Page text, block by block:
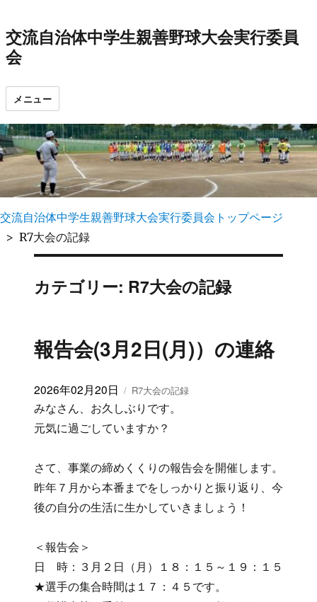
交流自治体中学生親善野球大会実行委員
会
メニュー
交流自治体中学生親善野球大会実行委員会トップページ
R7大会の記録
カテゴリー: R7大会の記録
報告会(3月2日(月)）の連絡
投
稿
日:
2026年02月20日
カ
テ
ゴ
リ
R7大会の記録
みなさん、お久しぶりです。
元気に過ごしていますか？
さて、事業の締めくくりの報告会を開催します。
昨年７月から本番までをしっかりと振り返り、今
後の自分の生活に生かしていきましょう！
＜報告会＞
日 時：３月２日（月）１８：１５～１９：１５
★選手の集合時間は１７：４５です。